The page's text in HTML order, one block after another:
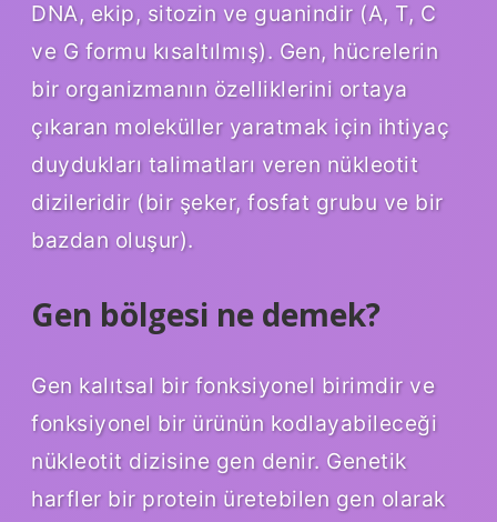
DNA, ekip, sitozin ve guanindir (A, T, C
ve G formu kısaltılmış). Gen, hücrelerin
bir organizmanın özelliklerini ortaya
çıkaran moleküller yaratmak için ihtiyaç
duydukları talimatları veren nükleotit
dizileridir (bir şeker, fosfat grubu ve bir
bazdan oluşur).
Gen bölgesi ne demek?
Gen kalıtsal bir fonksiyonel birimdir ve
fonksiyonel bir ürünün kodlayabileceği
nükleotit dizisine gen denir. Genetik
harfler bir protein üretebilen gen olarak